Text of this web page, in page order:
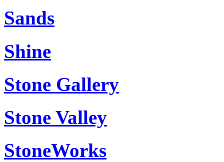
Sands
Shine
Stone Gallery
Stone Valley
StoneWorks